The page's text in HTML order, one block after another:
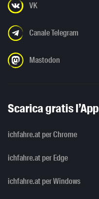
VK
Canale Telegram
Mastodon
Scarica gratis l’App
ichfahre.at per Chrome
ichfahre.at per Edge
ichfahre.at per Windows